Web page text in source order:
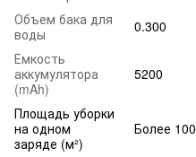
Объем бака для
воды
0.300
Емкость
аккумулятора
(mAh)
5200
Площадь уборки
на одном
заряде (м²)
Более 100